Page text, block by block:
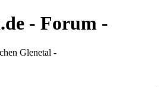
- Forum -
Glenetal -